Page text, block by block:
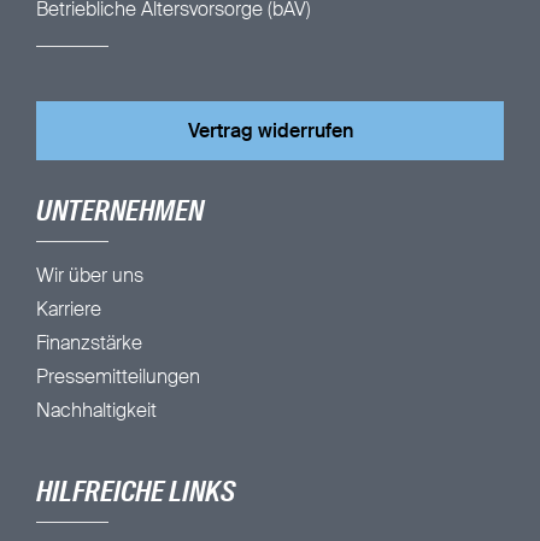
Betriebliche Altersvorsorge (bAV)
Vertrag widerrufen
UNTERNEHMEN
Wir über uns
Karriere
Finanzstärke
Pressemitteilungen
Nachhaltigkeit
HILFREICHE LINKS